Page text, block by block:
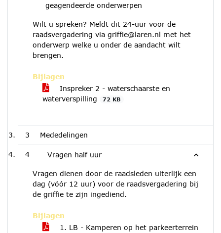
geagendeerde onderwerpen
Wilt u spreken? Meldt dit 24-uur voor de
raadsvergadering via griffie@laren.nl met het
onderwerp welke u onder de aandacht wilt
brengen.
Bijlagen
Inspreker 2 - waterschaarste en
waterverspilling
72 KB
3 Mededelingen
4 Vragen half uur
Vragen dienen door de raadsleden uiterlijk een
dag (vóór 12 uur) voor de raadsvergadering bij
de griffie te zijn ingediend.
Bijlagen
1. LB - Kamperen op het parkeerterrein